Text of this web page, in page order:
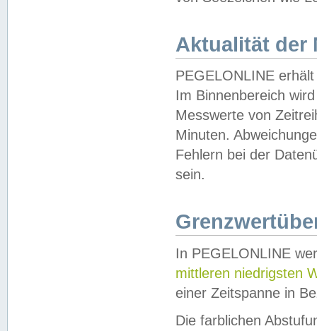
Aktualität der
PEGELONLINE
Im Binnenbereich
Messwerte von
Minuten.
Fehlern bei der
sein.
In PEGELONLINE
mittleren niedrigsten
einer Zeitspanne in
Die farblichen